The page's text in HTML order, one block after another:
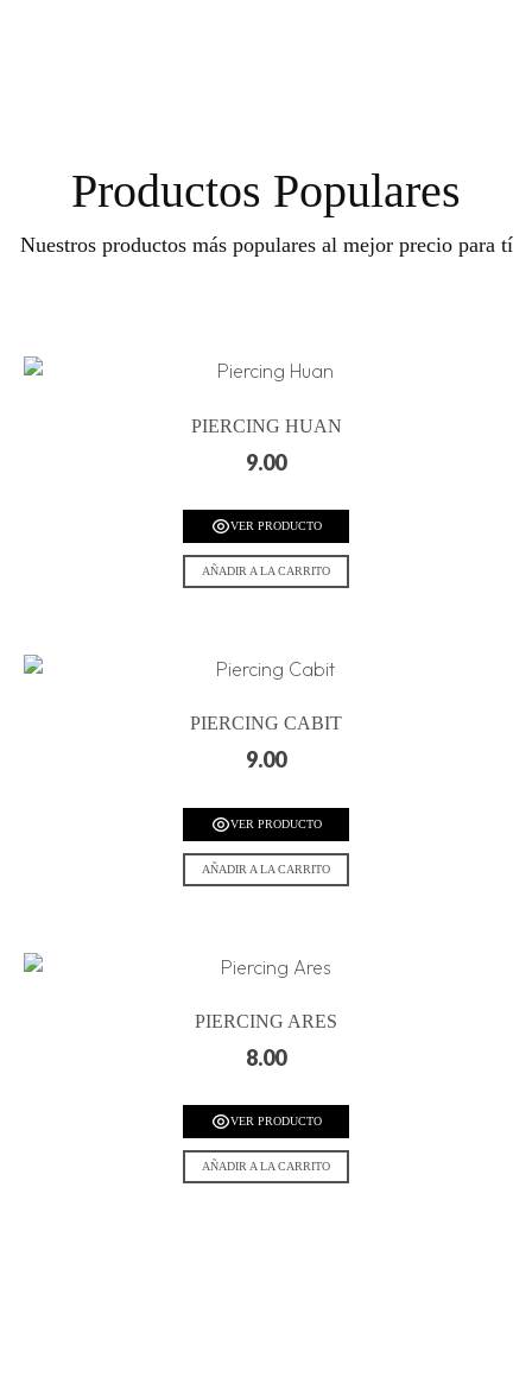
Productos Populares
Nuestros productos más populares al mejor precio para tí
PIERCING HUAN
9.00
VER PRODUCTO
AÑADIR A LA CARRITO
PIERCING CABIT
9.00
VER PRODUCTO
AÑADIR A LA CARRITO
PIERCING ARES
8.00
VER PRODUCTO
AÑADIR A LA CARRITO